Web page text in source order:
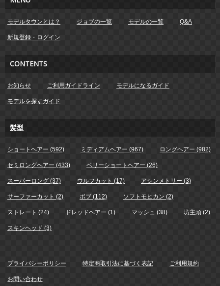
モデルタウンとは？ ジョブの一覧 モデルの一覧 Q&A
新規登録・ログイン
CONTENTS
お知らせ ご利用ガイドライン モデルになるガイド
モデルを探すガイド
髪型
ショートヘアー (592) ミディアムヘアー (967) ロングヘアー (982)
セミロングヘアー (433) ベリーショートヘアー (26)
スーパーロング (37) ウルフカット (17) アシンメトリー (3)
サーファーカット (2) ボブ (112) ソフトモヒカン (2)
ストレート (24) ドレッドヘアー (1) マッシュ (38) 坊主頭 (2)
スキンヘッド (3)
プライバシーポリシー 特定商取引法に基づく表記 ご利用規約
お問い合わせ